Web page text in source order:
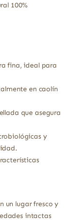
100%
fina, ideal para
en caolín
que asegura
y
un lugar fresco y
intactas